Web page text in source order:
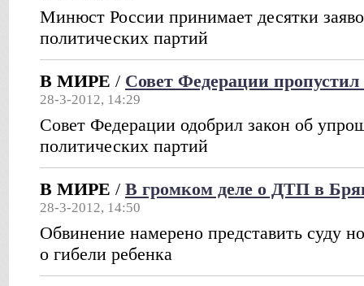
Минюст России принимает десятки
политических партий
В МИРЕ / Совет Федерации пропустил
28-3-2012, 14:29
Совет Федерации одобрил закон об
политических партий
В МИРЕ / В громком деле о ДТП в
28-3-2012, 14:50
Обвинение намерено представить суду
о гибели ребенка